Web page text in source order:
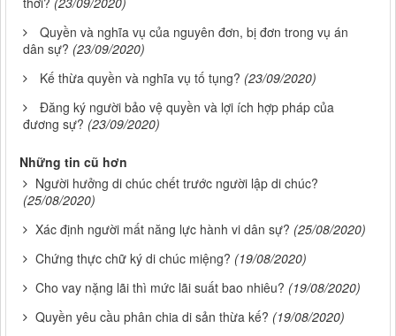
Quyền và nghĩa vụ của nguyên đơn, bị đơn trong vụ án
dân sự? (23/09/2020)
Kế thừa quyền và nghĩa vụ tố tụng? (23/09/2020)
Đăng ký người bảo vệ quyền và lợi ích hợp pháp của
đương sự? (23/09/2020)
Những tin cũ hơn
Người hưởng di chúc chết trước người lập di chúc?
(25/08/2020)
Xác định người mất năng lực hành vi dân sự? (25/08/2020)
Chứng thực chữ ký di chúc miệng? (19/08/2020)
Cho vay nặng lãi thì mức lãi suất bao nhiêu? (19/08/2020)
Quyền yêu cầu phân chia di sản thừa kế? (19/08/2020)